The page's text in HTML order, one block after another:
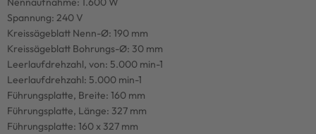
Spannung: 240 V
Kreissägeblatt Nenn-Ø: 190 mm
Kreissägeblatt Bohrungs-Ø: 30 mm
Leerlaufdrehzahl, von: 5.000 min-1
Leerlaufdrehzahl: 5.000 min-1
Führungsplatte, Breite: 160 mm
Führungsplatte, Länge: 327 mm
Führungsplatte: 160 x 327 mm